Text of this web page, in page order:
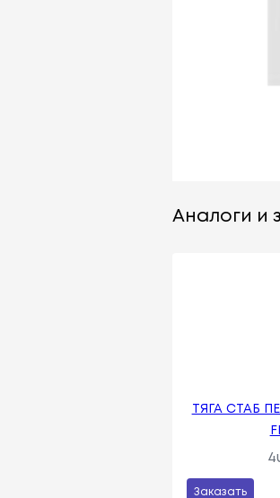
Аналоги и
ТЯГА СТАБ
Заказать